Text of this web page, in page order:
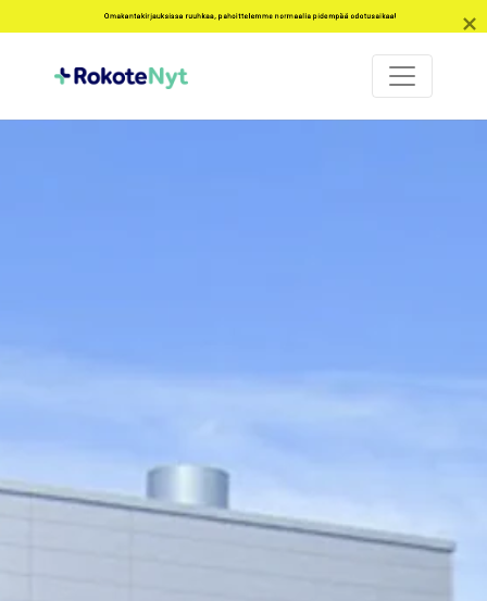
Omakantakirjauksissa ruuhkaa, pahoittelemme normaalia pidempää odotusaikaa!